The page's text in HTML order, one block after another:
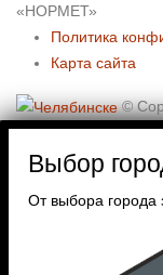
«НОРМЕТ»
Политика
Карта сайта
©
Выбор
От выбора города